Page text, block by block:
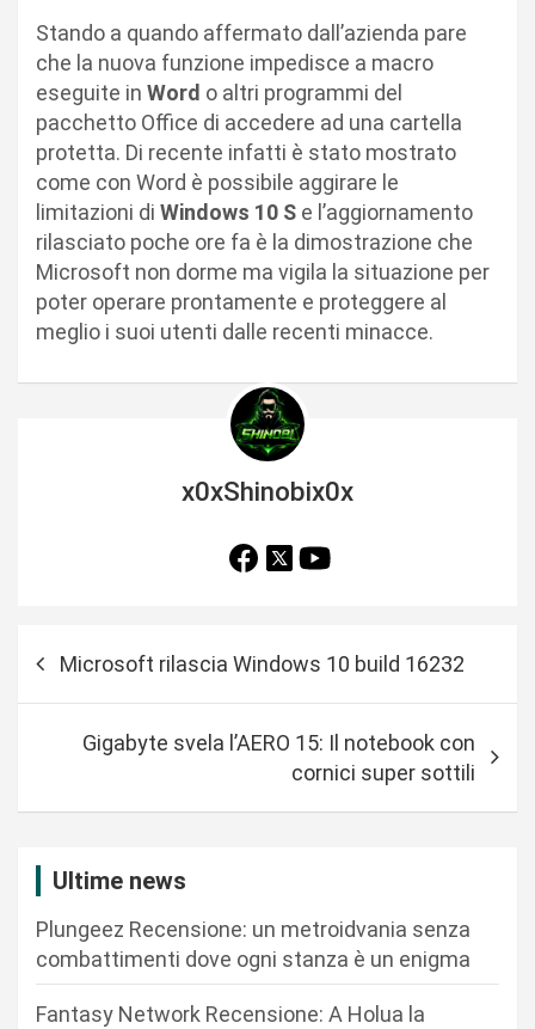
Stando a quando affermato dall’azienda pare
che la nuova funzione impedisce a macro
eseguite in Word o altri programmi del
pacchetto Office di accedere ad una cartella
protetta. Di recente infatti è stato mostrato
come con Word è possibile aggirare le
limitazioni di Windows 10 S e l’aggiornamento
rilasciato poche ore fa è la dimostrazione che
Microsoft non dorme ma vigila la situazione per
poter operare prontamente e proteggere al
meglio i suoi utenti dalle recenti minacce.
x0xShinobix0x
Microsoft rilascia Windows 10 build 16232
Gigabyte svela l’AERO 15: Il notebook con
cornici super sottili
Ultime news
Plungeez Recensione: un metroidvania senza
combattimenti dove ogni stanza è un enigma
Fantasy Network Recensione: A Holua la